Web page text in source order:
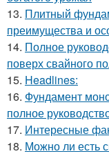
13. Плитный
преимущества и
14. Полное
поверх свайного
15. Headlines:
16. Фундамент
полное
17. Интересные
18. Можно ли есть